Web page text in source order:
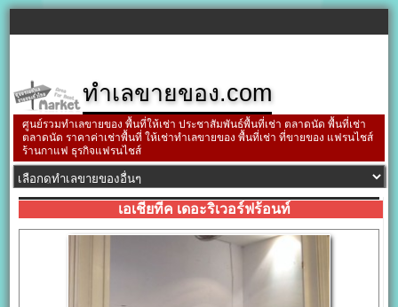
ทำเลขายของ.com
ศูนย์รวมทำเลขายของ พื้นที่ให้เช่า ประชาสัมพันธ์พื้นที่เช่า ตลาดนัด พื้นที่เช่า
ตลาดนัด ราคาค่าเช่าพื้นที่ ให้เช่าทำเลขายของ พื้นที่เช่า ที่ขายของ แฟรนไชส์
ร้านกาแฟ ธุรกิจแฟรนไชส์
เอเชียทีค เดอะริเวอร์ฟร้อนท์